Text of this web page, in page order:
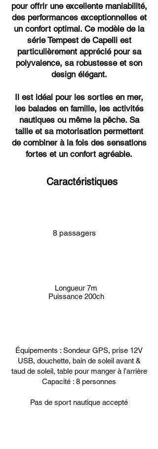
pour offrir une excellente maniabilité,
des performances exceptionnelles et
un confort optimal. Ce modèle de la
série Tempest de Capelli est
particulièrement apprécié pour sa
polyvalence, sa robustesse et son
design élégant.
Il est idéal pour les sorties en mer,
les balades en famille, les activités
nautiques ou même la pêche. Sa
taille et sa motorisation permettent
de combiner à la fois des sensations
fortes et un confort agréable.
Caractéristiques
8 passagers
Longueur 7m
Puissance 200ch
Équipements : Sondeur GPS, prise 12V
USB, douchette, bain de soleil avant &
taud de soleil, table pour manger à l’arrière
Capacité : 8 personnes
Pas de sport nautique accepté